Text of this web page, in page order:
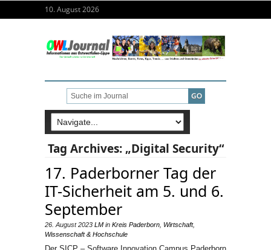
10. August 2026
Tag Archives: „Digital Security“
17. Paderborner Tag der
IT-Sicherheit am 5. und 6.
September
26. August 2023 LM in Kreis Paderborn Wirtschaft,
Wissenschaft & Hochschule